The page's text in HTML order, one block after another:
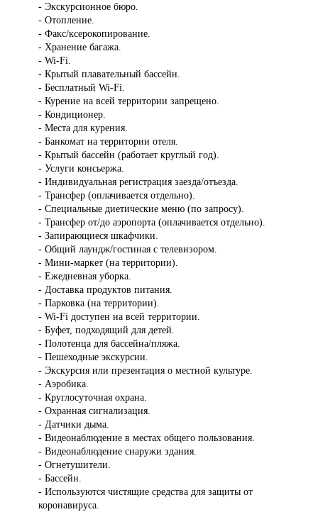
- Экскурсионное бюро.
- Отопление.
- Факс/ксерокопирование.
- Хранение багажа.
- Wi-Fi.
- Крытый плавательный бассейн.
- Бесплатный Wi-Fi.
- Курение на всей территории запрещено.
- Кондиционер.
- Места для курения.
- Банкомат на территории отеля.
- Крытый бассейн (работает круглый год).
- Услуги консьержа.
- Индивидуальная регистрация заезда/отъезда.
- Трансфер (оплачивается отдельно).
- Специальные диетические меню (по запросу).
- Трансфер от/до аэропорта (оплачивается отдельно).
- Запирающиеся шкафчики.
- Общий лаундж/гостиная с телевизором.
- Мини-маркет (на территории).
- Ежедневная уборка.
- Доставка продуктов питания.
- Парковка (на территории).
- Wi-Fi доступен на всей территории.
- Буфет, подходящий для детей.
- Полотенца для бассейна/пляжа.
- Пешеходные экскурсии.
- Экскурсия или презентация о местной культуре.
- Аэробика.
- Круглосуточная охрана.
- Охранная сигнализация.
- Датчики дыма.
- Видеонаблюдение в местах общего пользования.
- Видеонаблюдение снаружи здания.
- Огнетушители.
- Бассейн.
- Используются чистящие средства для защиты от
коронавируса.